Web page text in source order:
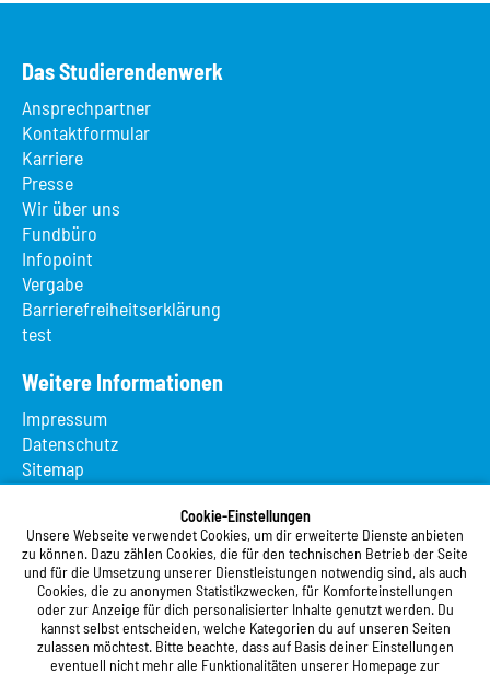
Cookie-Einstellungen
Unsere Webseite verwendet Cookies, um dir erweiterte Dienste anbieten
zu können. Dazu zählen Cookies, die für den technischen Betrieb der Seite
und für die Umsetzung unserer Dienstleistungen notwendig sind, als auch
Cookies, die zu anonymen Statistikzwecken, für Komforteinstellungen
oder zur Anzeige für dich personalisierter Inhalte genutzt werden. Du
kannst selbst entscheiden, welche Kategorien du auf unseren Seiten
zulassen möchtest. Bitte beachte, dass auf Basis deiner Einstellungen
eventuell nicht mehr alle Funktionalitäten unserer Homepage zur
Das Studierendenwerk
Ansprechpartner
Kontaktformular
Karriere
Presse
Wir über uns
Fundbüro
Infopoint
Vergabe
Barrierefreiheitserklärung
test
Weitere Informationen
Impressum
Datenschutz
Sitemap
Registrierung
Studierendenwerk Vorderpfalz
Studierendenwerk Vorderpfalz
Anstalt des öffentlichen Rechts